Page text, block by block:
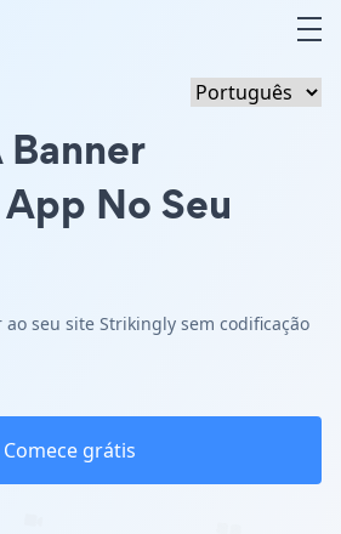
App No Seu
seu site Strikingly sem codificação
Comece grátis